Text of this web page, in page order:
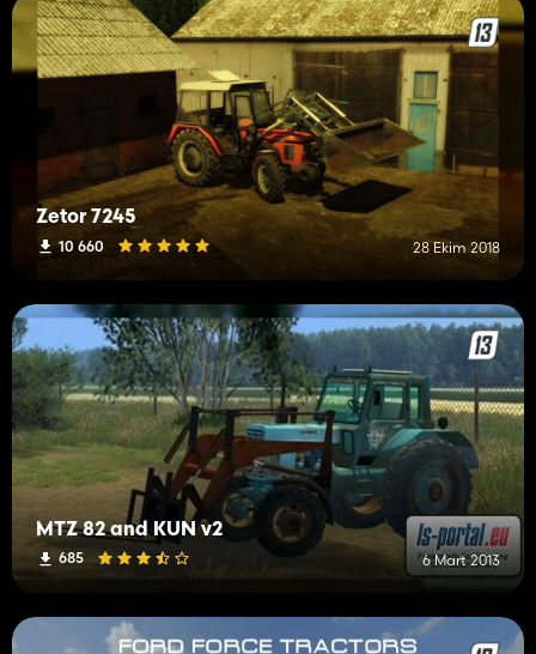
Zetor 7245
10 660 28 Ekim 2018
MTZ 82 and KUN v2
685 6 Mart 2013